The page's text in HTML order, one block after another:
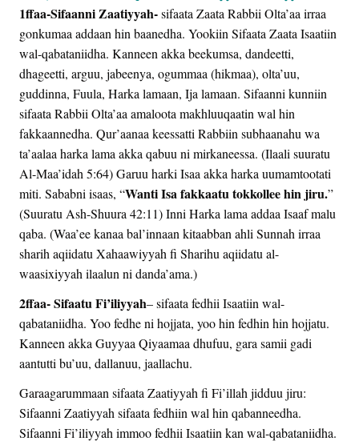
1ffaa-Sifaanni Zaatiyyah-sifaata Zaata Rabbii Olta’aa irraa
gonkumaa addaan hin baanedha. Yookiin Sifaata Zaata Isaatiin
wal-qabataniidha. Kanneen akka beekumsa, dandeetti,
dhageetti, arguu, jabeenya, ogummaa (hikmaa), olta’uu,
guddinna, Fuula, Harka lamaan, Ija lamaan. Sifaanni kunniin
sifaata Rabbii Olta’aa amaloota makhluuqaatin wal hin
fakkaannedha. Qur’aanaa keessatti Rabbiin subhaanahu wa
ta’aalaa harka lama akka qabuu ni mirkaneessa. (Ilaali suuratu
Al-Maa’idah 5:64) Garuu harki Isaa akka harka uumamtootati
miti. Sababni isaas, “Wanti Isa fakkaatu tokkollee hin jiru.”
(Suuratu Ash-Shuura 42:11) Inni Harka lama addaa Isaaf malu
qaba. (Waa’ee kanaa bal’innaan kitaabban ahli Sunnah irraa
sharih aqiidatu Xahaawiyyah fi Sharihu aqiidatu al-
waasixiyyah ilaalun ni danda’ama.)
2ffaa- Sifaatu Fi’iliyyah– sifaata fedhii Isaatiin wal-
qabataniidha. Yoo fedhe ni hojjata, yoo hin fedhin hin hojjatu.
Kanneen akka Guyyaa Qiyaamaa dhufuu, gara samii gadi
aantutti bu’uu, dallanuu, jaallachu.
Garaagarummaan sifaata Zaatiyyah fi Fi’illah jidduu jiru:
Sifaanni Zaatiyyah sifaata fedhiin wal hin qabanneedha.
Sifaanni Fi’iliyyah immoo fedhii Isaatiin kan wal-qabataniidha.